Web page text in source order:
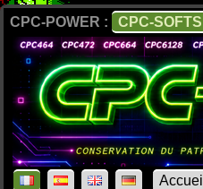
CPC-POWER : CPC-SOFTS
Accueil